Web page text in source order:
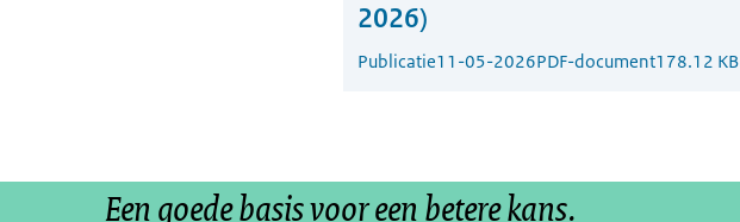
2026)
Publicatie11-05-2026PDF-document178.12 KB
Een goede basis voor een betere kans.